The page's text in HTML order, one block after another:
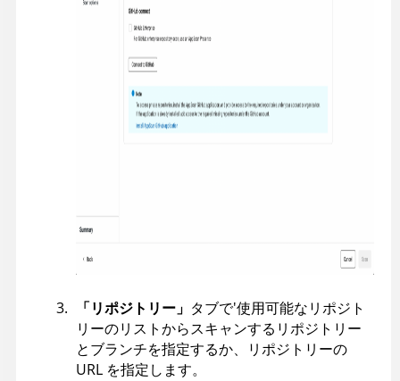
「リポジトリー」 タブで'使用可能なリポジト
リーのリストからスキャンするリポジトリー
とブランチを指定するか、リポジトリーの
URL を指定します。